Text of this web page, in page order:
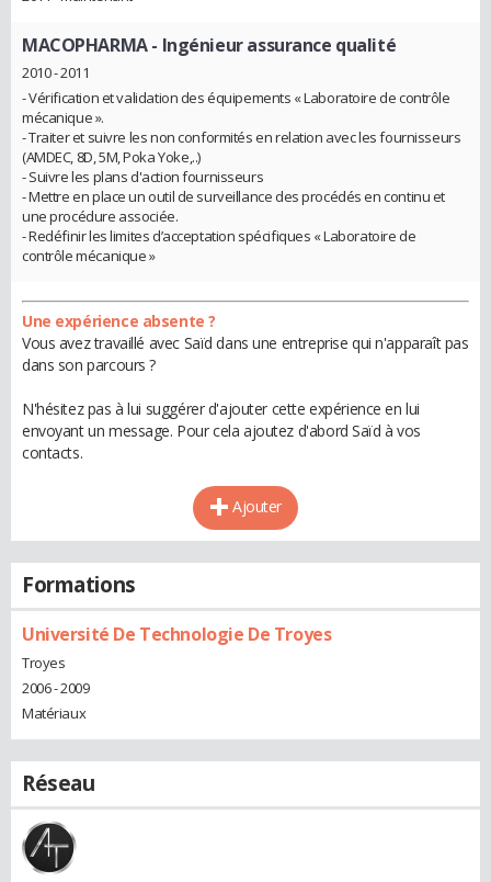
MACOPHARMA- Ingénieur assurance qualité
2010 - 2011
- Vérification et validation des équipements « Laboratoire de contrôle
mécanique ».
- Traiter et suivre les non conformités en relation avec les fournisseurs
(AMDEC, 8D, 5M, Poka Yoke,..)
- Suivre les plans d'action fournisseurs
- Mettre en place un outil de surveillance des procédés en continu et
une procédure associée.
- Redéfinir les limites d’acceptation spécifiques « Laboratoire de
contrôle mécanique »
Une expérience absente ?
Vous avez travaillé avec Saïd dans une entreprise qui n'apparaît pas
dans son parcours ?
N'hésitez pas à lui suggérer d'ajouter cette expérience en lui
envoyant un message. Pour cela ajoutez d'abord Saïd à vos
contacts.
Ajouter
Formations
Université De Technologie De Troyes
Troyes
2006 - 2009
Matériaux
Réseau